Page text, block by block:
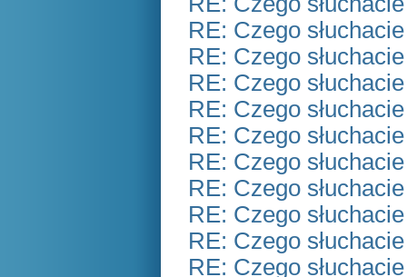
RE: Czego
RE: Czego
RE: Czego
RE: Czego
RE: Czego
RE: Czego
RE: Czego
RE: Czego
RE: Czego
RE: Czego